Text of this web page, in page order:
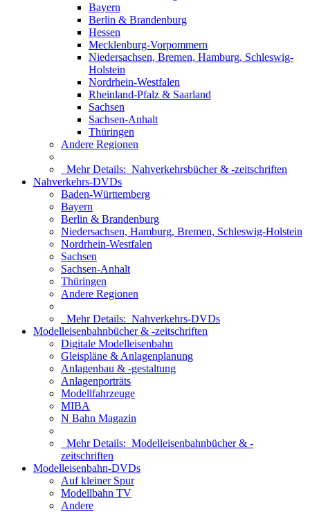
Bayern
Berlin & Brandenburg
Hessen
Mecklenburg-Vorpommern
Niedersachsen, Bremen, Hamburg, Schleswig-
Holstein
Nordrhein-Westfalen
Rheinland-Pfalz & Saarland
Sachsen
Sachsen-Anhalt
Thüringen
Andere Regionen
Mehr Details: Nahverkehrsbücher & -zeitschriften
Nahverkehrs-DVDs
Baden-Württemberg
Bayern
Berlin & Brandenburg
Niedersachsen, Hamburg, Bremen, Schleswig-Holstein
Nordrhein-Westfalen
Sachsen
Sachsen-Anhalt
Thüringen
Andere Regionen
Mehr Details: Nahverkehrs-DVDs
Modelleisenbahnbücher & -zeitschriften
Digitale Modelleisenbahn
Gleispläne & Anlagenplanung
Anlagenbau & -gestaltung
Anlagenporträts
Modellfahrzeuge
MIBA
N Bahn Magazin
Mehr Details: Modelleisenbahnbücher & -
zeitschriften
Modelleisenbahn-DVDs
Auf kleiner Spur
Modellbahn TV
Andere